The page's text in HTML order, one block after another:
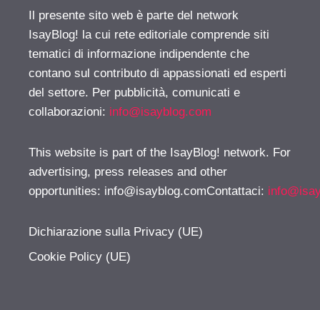
Il presente sito web è parte del network
IsayBlog! la cui rete editoriale comprende siti
tematici di informazione indipendente che
contano sul contributo di appassionati ed esperti
del settore. Per pubblicità, comunicati e
collaborazioni: info@isayblog.com
This website is part of the IsayBlog! network. For
advertising, press releases and other
opportunities: info@isayblog.comContattaci:
Dichiarazione sulla Privacy (UE)
Cookie Policy (UE)